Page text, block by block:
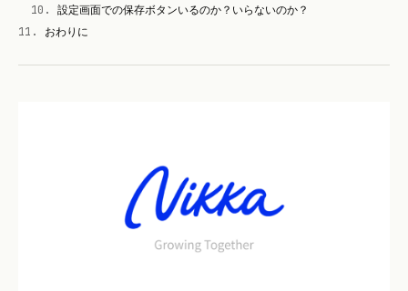
10 .
設定画面での保存ボタンいるのか？いらないのか？
11 . おわりに